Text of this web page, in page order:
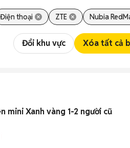
Điện thoại ZTE Nubia
Đổi khu vực Xóa tất cả
mini Xanh vàng 1-2 người cũ